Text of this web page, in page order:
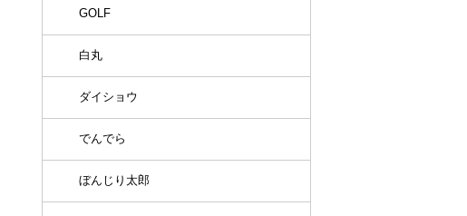
GOLF
白丸
ダイショウ
でんでら
ぼんじり太郎